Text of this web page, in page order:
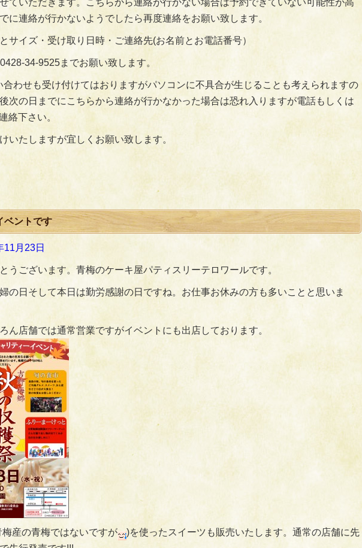
ていただきます。こちらから連絡が行かない場合は予約できていない可能性が高
に連絡が行かないようでしたら再度連絡をお願い致します。
サイズ・受け取り日時・ご連絡先(お名前とお電話番号）
34-9525までお願い致します。
合わせも受け付けてはおりますがパソコンに不具合が生じることも考えられますの
次の日までにこちらから連絡が行かなかった場合は恐れ入りますが電話もしくは
絡下さい。
いたしますが宜しくお願い致します。
ベントです
11月23日
うございます。青梅のケーキ屋パティスリーテロワールです。
の日そして本日は勤労感謝の日ですね。お仕事お休みの方も多いことと思いま
ん店舗では通常営業ですがイベントにも出店しております。
産の青梅ではないですが
)を使ったスイーツも販売いたします。通常の店舗に先